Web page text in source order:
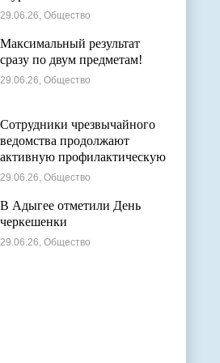
29.06.26, Общество
Максимальный результат
сразу по двум предметам!
29.06.26, Общество
Сотрудники чрезвычайного
ведомства продолжают
активную профилактическую
деятельность в детских
29.06.26, Общество
В Адыгее отметили День
черкешенки
29.06.26, Общество